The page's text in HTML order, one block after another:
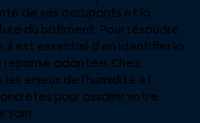
de ses occupants et la
du bâtiment. Pour résoudre
est essentiel d’en identifier la
réponse adaptée. Chez
enjeux de l’humidité et
pour assainir votre
sain.